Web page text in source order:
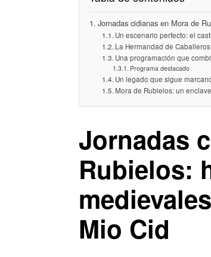
Jornadas cidianas en Mora de
Un escenario perfecto: el
La Hermandad de
Una programación que
Programa destacado
Un legado que sigue
Mora de Rubielos: un
Jornadas
Rubielos:
Mio Cid